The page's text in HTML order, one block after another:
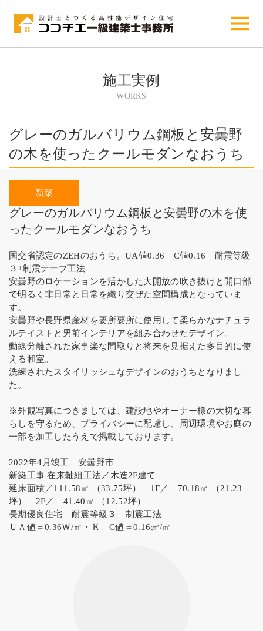
施工実例
WORKS
グレーのガルバリウム鋼板と安曇野
の木を使ったクールモダンなおうち
グレーのガルバリウム鋼板と安曇野の木を使
ったクールモダンなおうち
国交省認定のZEHのおうち。UA値0.36 C値0.16 耐震等級
３+制震テープ工法
安曇野のロケーションを活かした大開放の吹き抜けと開口部
で明るく非日常と日常を織り交ぜた空間構成となっていま
す。
安曇野や長野県産材を要所要所に使用して柔らかなナチュラ
ルテイストと男前インテリアを組み合わせたデザイン。
動線分離された家事楽な間取りと将来を見据えた多目的に使
える和室。
洗練されたスタイリッシュなデザインのおうちとなりまし
た。
※外観写真につきましては、建設地やオーナー様の大切な暮
らしを守るため、プライバシーに配慮し、周辺環境やお庭の
一部を加工したうえで掲載しております。
2022年4月竣工 安曇野市
新築工事 在来軸組工法／木造2F建て
延床面積／111.58㎡ （33.75坪） 1F／ 70.18㎡ （21.23
坪） 2F／ 41.40㎡ （12.52坪）
長期優良住宅 耐震等級３ 制震工法
ＵＡ値＝0.36Ｗ/㎡・Ｋ C値＝0.16㎠/㎡